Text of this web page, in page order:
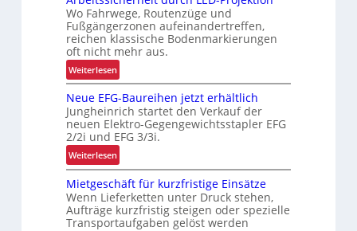
h
r
E
r
g
o
n
o
m
i
e
u
n
d
P
Wo Fahrwege, Routenzüge und
Fußgängerzonen aufeinandertreffen,
reichen klassische Bodenmarkierungen
oft nicht mehr aus.
Weiterlesen:
A
r
b
e
i
t
s
s
i
c
Neue EFG-Baureihen jetzt erhältlich
Jungheinrich startet den Verkauf der
neuen Elektro-Gegengewichtsstapler EFG
2/2i und EFG 3/3i.
Weiterlesen:
N
e
u
e
Mietgeschäft für kurzfristige Einsätze
Wenn Lieferketten unter Druck stehen,
Aufträge kurzfristig steigen oder spezielle
Transportaufgaben gelöst werden